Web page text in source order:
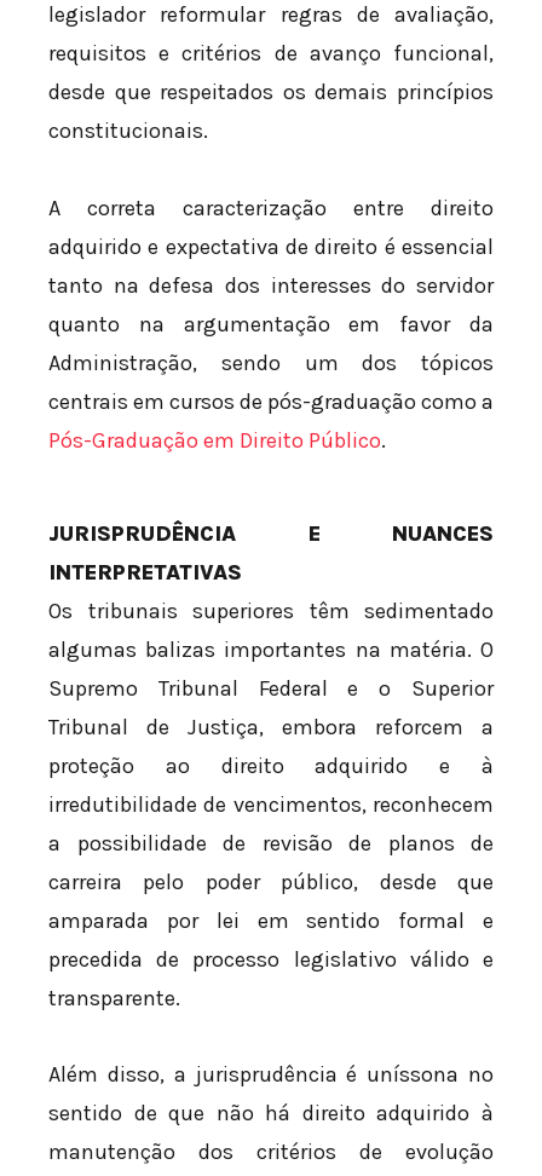
legislador reformular regras de avaliação,
requisitos e critérios de avanço funcional,
desde que respeitados os demais princípios
constitucionais.
A correta caracterização entre direito
adquirido e expectativa de direito é essencial
tanto na defesa dos interesses do servidor
quanto na argumentação em favor da
Administração, sendo um dos tópicos
centrais em cursos de pós-graduação como a
Pós-Graduação em Direito Público.
JURISPRUDÊNCIA E NUANCES
INTERPRETATIVAS
Os tribunais superiores têm sedimentado
algumas balizas importantes na matéria. O
Supremo Tribunal Federal e o Superior
Tribunal de Justiça, embora reforcem a
proteção ao direito adquirido e à
irredutibilidade de vencimentos, reconhecem
a possibilidade de revisão de planos de
carreira pelo poder público, desde que
amparada por lei em sentido formal e
precedida de processo legislativo válido e
transparente.
Além disso, a jurisprudência é uníssona no
sentido de que não há direito adquirido à
manutenção dos critérios de evolução